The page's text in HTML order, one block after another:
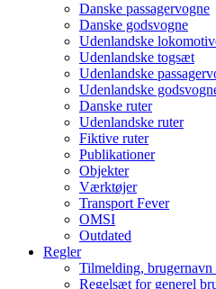
Danske passagervogne
Danske godsvogne
Udenlandske
Udenlandske togsæt
Udenlandske
Udenlandske
Danske ruter
Udenlandske ruter
Fiktive ruter
Publikationer
Objekter
Værktøjer
Transport Fever
OMSI
Outdated
Regler
Tilmelding,
Regelsæt for generel